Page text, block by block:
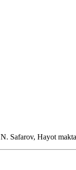
N. Safarov, Hayot